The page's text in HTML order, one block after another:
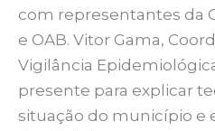
com representantes da
e OAB. Vitor Gama,
Vigilância
presente para explicar
situação do município e